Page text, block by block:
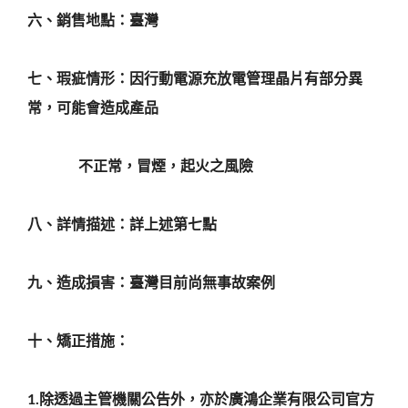
六、銷售地點：臺灣
七、瑕疵情形：因行動電源充放電管理晶片有部分異
常，可能會造成產品
不正常，冒煙，起火之風險
八、詳情描述：詳上述第七點
九、造成損害：臺灣目前尚無事故案例
十、矯正措施：
1. 除透過主管機關公告外，亦於廣鴻企業有限公司官方